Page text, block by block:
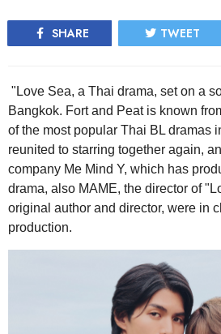
SHARE TWEET
"Love Sea, a Thai drama, set on a
Bangkok. Fort and Peat is known
of the most popular Thai BL dramas
reunited to starring together again,
company Me Mind Y, which has
drama, also MAME, the director of
original author and director, were in
production.